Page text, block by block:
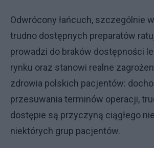
Odwrócony łańcuch, szczególnie
trudno dostępnych preparatów
prowadzi do braków dostępności
rynku oraz stanowi realne
zdrowia polskich pacjentów:
przesuwania terminów operacji,
dostępie są przyczyną ciągłego
niektórych grup pacjentów.